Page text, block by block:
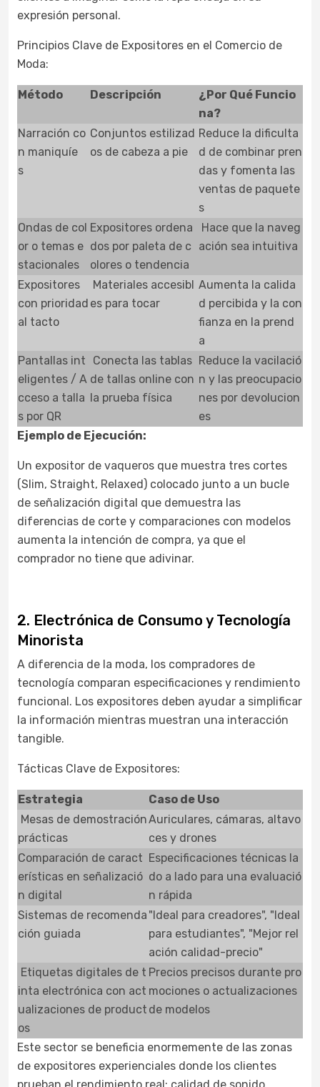
expresión personal.
Principios Clave de Expositores en el Comercio de
Moda:
Método Descripción
¿Por Qué Funcio
na?
Narración co
n maniquíe
s
Conjuntos estilizad
os de cabeza a pie
Reduce la dificulta
d de combinar pren
das y fomenta las
ventas de paquete
s
Ondas de col
or o temas e
stacionales
Expositores ordena
dos por paleta de c
olores o tendencia
Hace que la naveg
ación sea intuitiva
Expositores
con prioridad
al tacto
Materiales accesibl
es para tocar
Aumenta la calida
d percibida y la con
fianza en la prend
a
Pantallas int
eligentes / A
cceso a talla
s por QR
Conecta las tablas
de tallas online con
la prueba física
Reduce la vacilació
n y las preocupacio
nes por devolucion
es
Ejemplo de Ejecución:
Un expositor de vaqueros que muestra tres cortes
(Slim, Straight, Relaxed) colocado junto a un bucle
de señalización digital que demuestra las
diferencias de corte y comparaciones con modelos
aumenta la intención de compra, ya que el
comprador no tiene que adivinar.
2. Electrónica de Consumo y Tecnología
Minorista
A diferencia de la moda, los compradores de
tecnología comparan especificaciones y rendimiento
funcional. Los expositores deben ayudar a simplificar
la información mientras muestran una interacción
tangible.
Tácticas Clave de Expositores:
Estrategia
Caso de Uso
Mesas de demostración
prácticas
Auriculares, cámaras, altavo
ces y drones
Comparación de caract
erísticas en señalizació
n digital
Especificaciones técnicas la
do a lado para una evaluació
n rápida
Sistemas de recomenda
ción guiada
"Ideal para creadores", "Ideal
para estudiantes", "Mejor rel
ación calidad-precio"
Etiquetas digitales de t
inta electrónica con act
ualizaciones de product
os
Precios precisos durante pro
mociones o actualizaciones
de modelos
Este sector se beneficia enormemente de las zonas
de expositores experienciales donde los clientes